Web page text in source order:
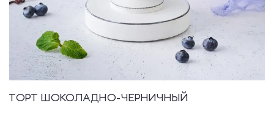
ТОРТ ШОКОЛАДНО-ЧЕРНИЧНЫЙ